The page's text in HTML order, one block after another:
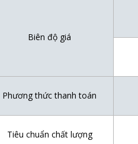
Biên độ giá
Phương thức thanh toán
Tiêu chuẩn chất lượng